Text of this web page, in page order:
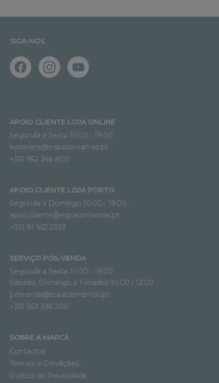
SIGA-NOS
APOIO CLIENTE LOJA ONLINE
Segunda a Sexta 10:00 › 19:00
lojaonline@espacomamas.pt
+351 962 246 800
APOIO CLIENTE LOJA PORTO
Segunda a Domingo 10:00 › 19:00
apoio.cliente@espacomamas.pt
+351 91 962 2393
SERVIÇO PÓS-VENDA
Segunda a Sexta 10:00 › 19:00
Sábado, Domingo e Feriados 10:00 › 12:00
posvenda@espacomamas.pt
+351 963 396 200
SOBRE A MARCA
Contactos
Termos e Condições
Política de Privacidade